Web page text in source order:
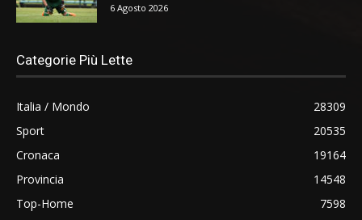
6 Agosto 2026
Categorie Più Lette
Italia / Mondo
28309
Sport
20535
Cronaca
19164
Provincia
14548
Top-Home
7598